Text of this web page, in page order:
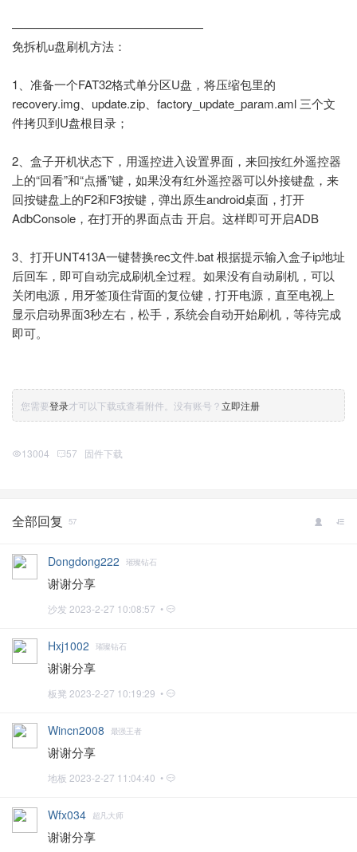
————————————————
免拆机u盘刷机方法：
1、准备一个FAT32格式单分区U盘，将压缩包里的
recovery.img、update.zip、factory_update_param.aml 三个文
件拷贝到U盘根目录；
2、盒子开机状态下，用遥控进入设置界面，来回按红外遥控器
上的“回看”和“点播”键，如果没有红外遥控器可以外接键盘，来
回按键盘上的F2和F3按键，弹出原生android桌面，打开
AdbConsole，在打开的界面点击 开启。这样即可开启ADB
3、打开UNT413A一键替换rec文件.bat 根据提示输入盒子ip地址
后回车，即可自动完成刷机全过程。如果没有自动刷机，可以
关闭电源，用牙签顶住背面的复位键，打开电源，直至电视上
显示启动界面3秒左右，松手，系统会自动开始刷机，等待完成
即可。
您需要登录才可以下载或查看附件。没有账号？立即注册
13004 57 固件下载
全部回复 57
Dongdong222 璀璨钻石
谢谢分享
沙发 2023-2-27 10:08:57 •
Hxj1002 璀璨钻石
谢谢分享
板凳 2023-2-27 10:19:29 •
Wincn2008 最强王者
谢谢分享
地板 2023-2-27 11:04:40 •
Wfx034 超凡大师
谢谢分享